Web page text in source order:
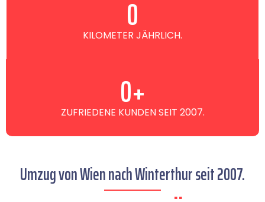
KILOMETER JÄHRLICH.
0
ZUFRIEDENE KUNDEN SEIT 2007.
0+
Umzug von Wien nach Winterthur seit 2007.